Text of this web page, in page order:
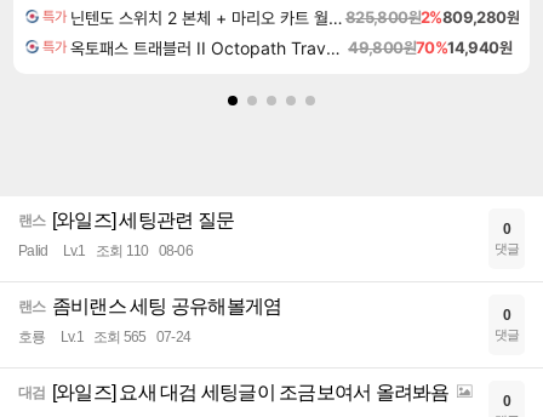
특가 닌텐도 스위치 2 본체 + 마리오 카트 월드 + 포켓몬스터 레전드 ZA 닌텐도 스위치 2 에디션 번들825,800원2%809,280원
특가 옥토패스 트래블러 II Octopath Traveler II 49,800원70%14,940원
랜스 [와일즈] 세팅관련 질문
Palid Lv.1 조회 110 08-06
0
댓글
랜스 좀비랜스 세팅 공유해볼게염
호룡 Lv.1 조회 565 07-24
0
댓글
대검 [와일즈] 요새 대검 세팅글이 조금보여서 올려봐욤 0